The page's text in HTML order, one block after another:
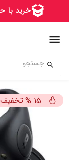
15
% تخفیف